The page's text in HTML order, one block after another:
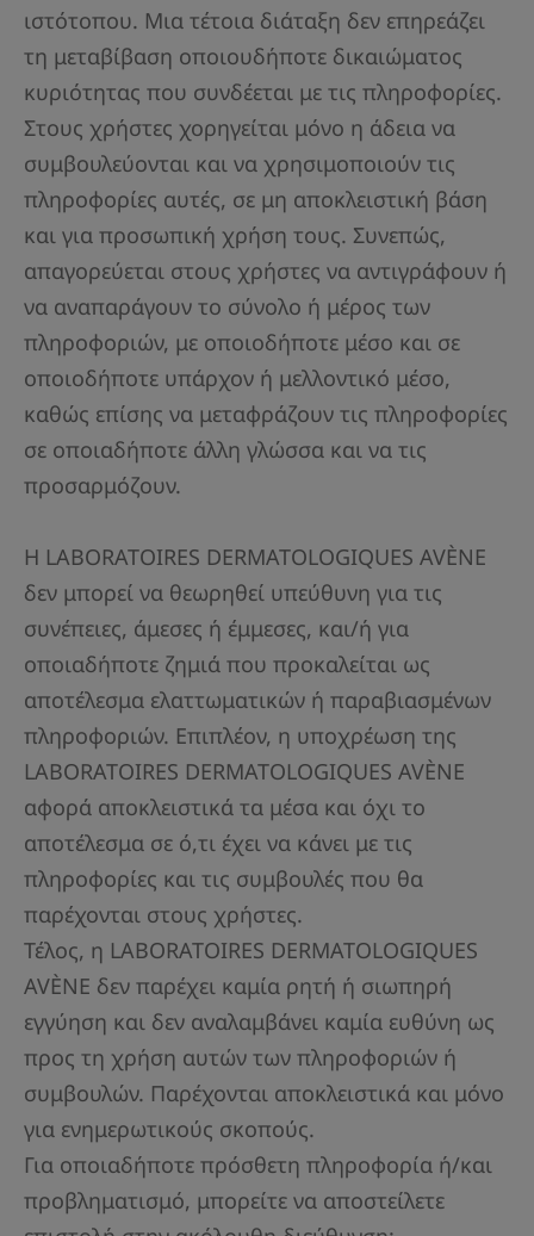
ιστότοπου. Μια τέτοια διάταξη δεν επηρεάζει
τη μεταβίβαση οποιουδήποτε δικαιώματος
κυριότητας που συνδέεται με τις πληροφορίες.
Στους χρήστες χορηγείται μόνο η άδεια να
συμβουλεύονται και να χρησιμοποιούν τις
πληροφορίες αυτές, σε μη αποκλειστική βάση
και για προσωπική χρήση τους. Συνεπώς,
απαγορεύεται στους χρήστες να αντιγράφουν ή
να αναπαράγουν το σύνολο ή μέρος των
πληροφοριών, με οποιοδήποτε μέσο και σε
οποιοδήποτε υπάρχον ή μελλοντικό μέσο,
καθώς επίσης να μεταφράζουν τις πληροφορίες
σε οποιαδήποτε άλλη γλώσσα και να τις
προσαρμόζουν.
Η LABORATOIRES DERMATOLOGIQUES AVÈNE
δεν μπορεί να θεωρηθεί υπεύθυνη για τις
συνέπειες, άμεσες ή έμμεσες, και/ή για
οποιαδήποτε ζημιά που προκαλείται ως
αποτέλεσμα ελαττωματικών ή παραβιασμένων
πληροφοριών. Επιπλέον, η υποχρέωση της
LABORATOIRES DERMATOLOGIQUES AVÈNE
αφορά αποκλειστικά τα μέσα και όχι το
αποτέλεσμα σε ό,τι έχει να κάνει με τις
πληροφορίες και τις συμβουλές που θα
παρέχονται στους χρήστες.
Τέλος, η LABORATOIRES DERMATOLOGIQUES
AVÈNE δεν παρέχει καμία ρητή ή σιωπηρή
εγγύηση και δεν αναλαμβάνει καμία ευθύνη ως
προς τη χρήση αυτών των πληροφοριών ή
συμβουλών. Παρέχονται αποκλειστικά και μόνο
για ενημερωτικούς σκοπούς.
Για οποιαδήποτε πρόσθετη πληροφορία ή/και
προβληματισμό, μπορείτε να αποστείλετε